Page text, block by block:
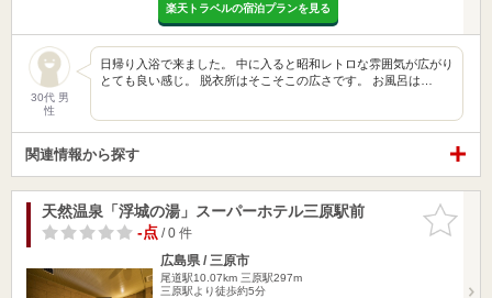
楽天トラベルの宿泊プランを見る
30代 男
性
日帰り入浴で来ました。 中に入ると昭和レトロな雰囲気が広がり
とても良い感じ。 脱衣所はそこそこの広さです。 お風呂は…
関連情報から探す
お気に入
りに追加
天然温泉「浮城の湯」スーパーホテル三原駅前
-点/ 0 件
広島県 / 三原市
尾道駅10.07km 三原駅297m
三原駅より徒歩約5分